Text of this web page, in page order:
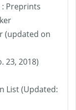
Preprints
(updated on
23, 2018)
List (Updated: